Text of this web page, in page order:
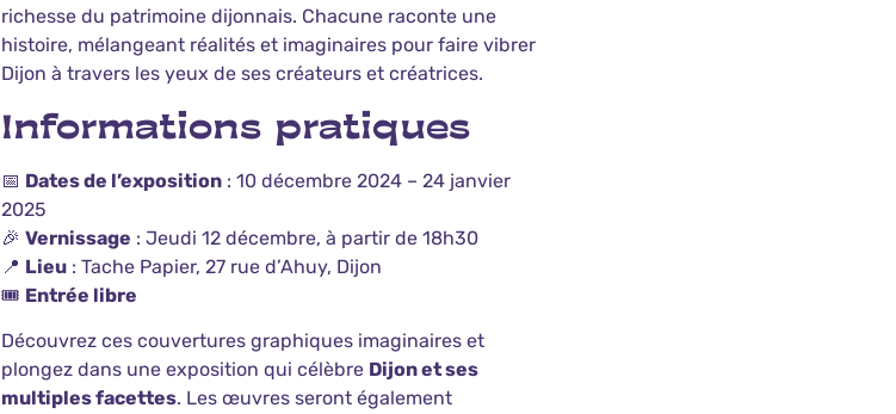
richesse du patrimoine dijonnais. Chacune raconte une
histoire, mélangeant réalités et imaginaires pour faire vibrer
Dijon à travers les yeux de ses créateurs et créatrices.
Informations pratiques
📅 Dates de l’exposition : 10 décembre 2024 – 24 janvier
2025
🎉Vernissage : Jeudi 12 décembre, à partir de 18h30
📍 Lieu : Tache Papier, 27 rue d’Ahuy, Dijon
🎟️ Entrée libre
Découvrez ces couvertures graphiques imaginaires et
plongez dans une exposition qui célèbre Dijon et ses
multiples facettes. Les œuvres seront également